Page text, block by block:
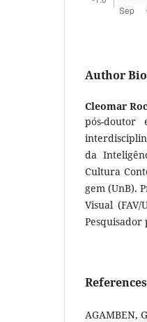
Author
Cleomar
pós-doutor
da
Cultura
gem (UnB).
Visual
Pesquisador
References
AGAMBEN,